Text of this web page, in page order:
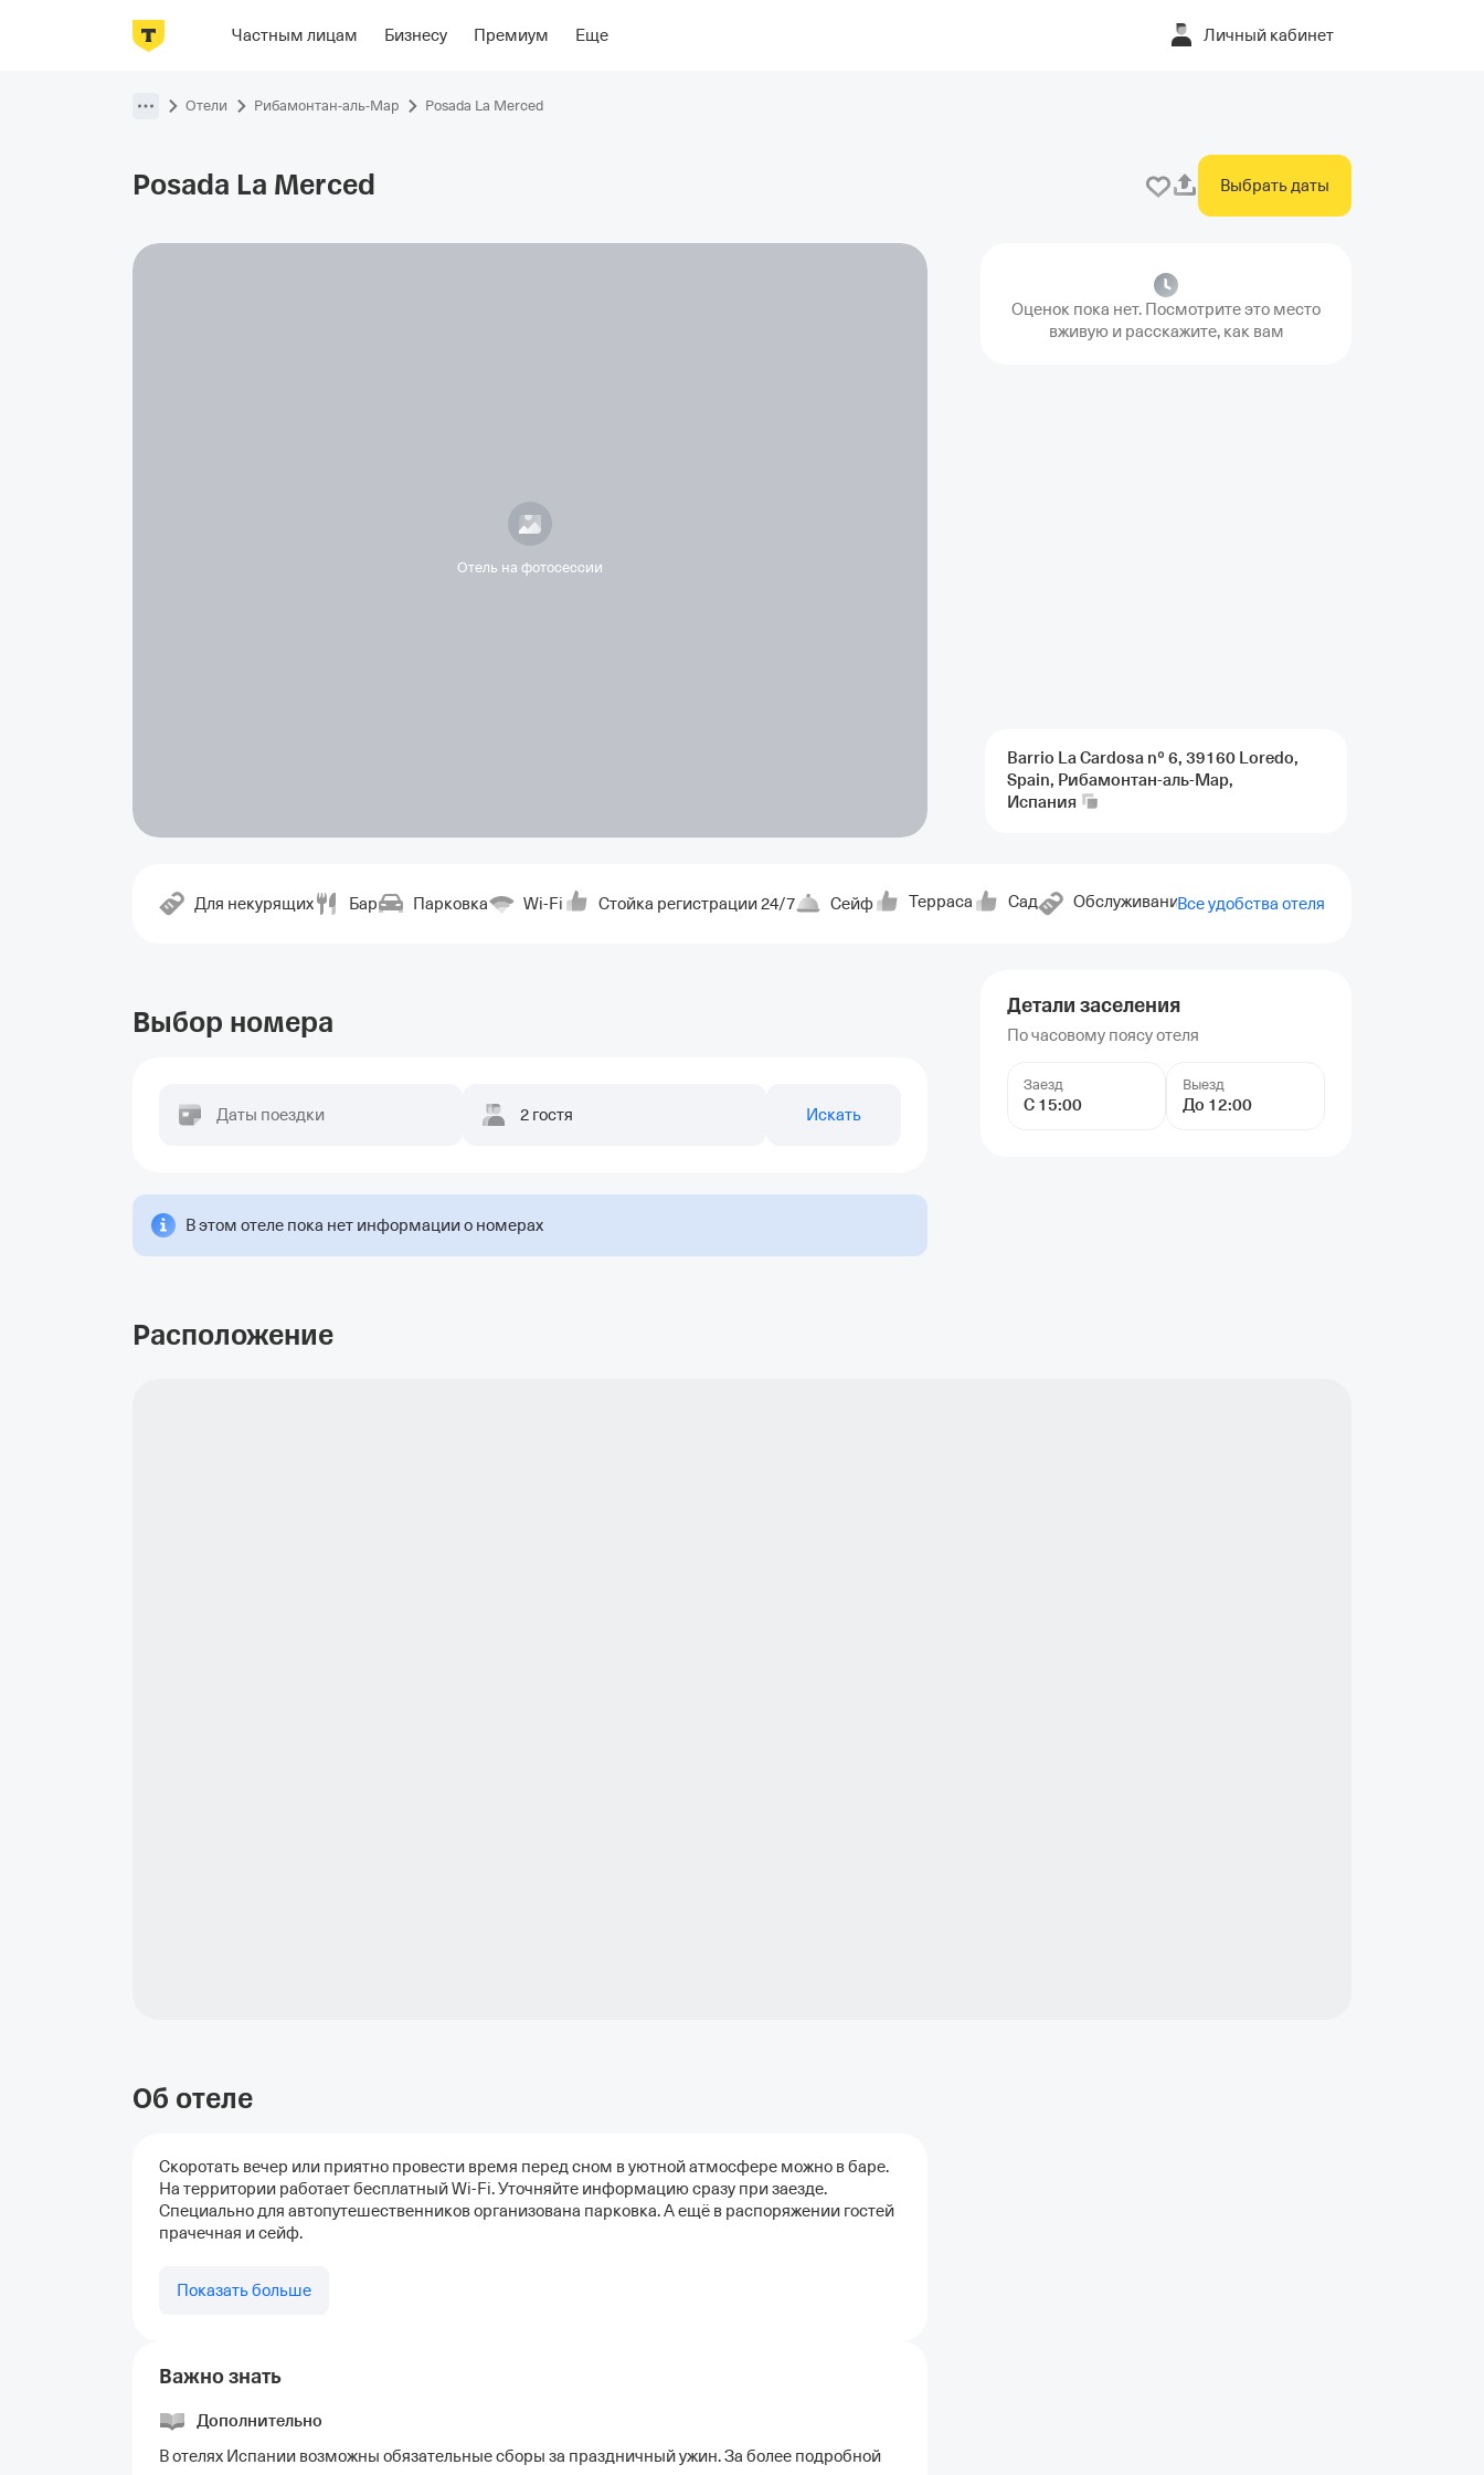
Частным лицам Бизнесу Премиум Еще Личный кабинет
Фотографии НомераРасположениеОб отеле
Отели Рибамонтан-аль-Мар Posada La Merced
Posada La Merced Выбрать даты
Отель на фотосессии
Оценок пока нет. Посмотрите это место
вживую и расскажите, как вам
Barrio La Cardosa nº 6, 39160 Loredo,
Spain, Рибамонтан-аль-Мар,
Испания
Для некурящих Бар Парковка Wi-Fi Стойка регистрации 24/7 Сейф Терраса Сад Обслуживание номеров Семейные номера
Все удобства отеля
Детали заселения
По часовому поясу отеля
Заезд
С 15:00
Выезд
До 12:00
Выбор номера
Даты поездки 2 гостя Искать
В этом отеле пока нет информации о номерах
Расположение
Об отеле
Скоротать вечер или приятно провести время перед сном в уютной атмосфере можно в баре.
На территории работает бесплатный Wi-Fi. Уточняйте информацию сразу при заезде.
Специально для автопутешественников организована парковка. А ещё в распоряжении гостей
прачечная и сейф.
Показать больше
Важно знать
Дополнительно
В отелях Испании возможны обязательные сборы за праздничный ужин. За более подробной